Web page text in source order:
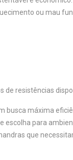
ou mau
de resistências
busca máxima
escolha para
que